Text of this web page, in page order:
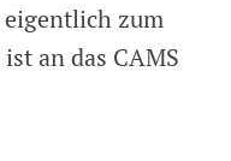
zum
an das CAMS